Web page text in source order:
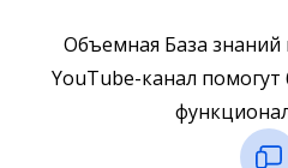
Объемная База
YouTube-канал помогут